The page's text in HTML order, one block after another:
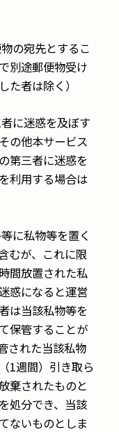
の宛先とするこ
別途郵便物受け
者は除く）
に迷惑を及ぼす
の他本サービス
第三者に迷惑を
利用する場合は
に私物等を置く
むが、これに限
間放置された私
惑になると運営
は当該私物等を
保管することが
された当該私物
1週間）引き取ら
棄されたものと
処分でき、当該
ないものとしま